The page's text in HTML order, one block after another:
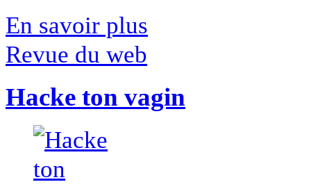
En savoir plus
Revue du web
Hacke ton vagin